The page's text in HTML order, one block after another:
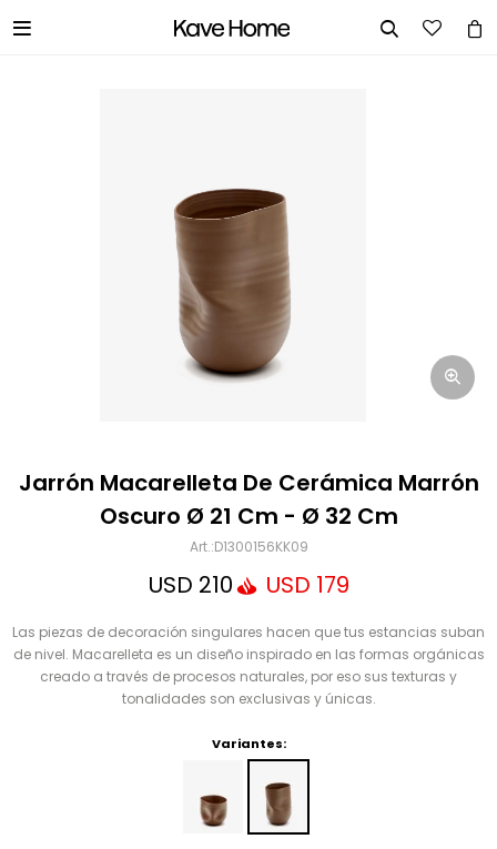
 
Jarrón Macarelleta De Cerámica Marrón
Oscuro Ø 21 Cm - Ø 32 Cm
D1300156KK09
USD 210 USD 179
Las piezas de decoración singulares hacen que tus estancias suban
de nivel. Macarelleta es un diseño inspirado en las formas orgánicas
creado a través de procesos naturales, por eso sus texturas y
tonalidades son exclusivas y únicas.
Variantes:
Correo electrónico